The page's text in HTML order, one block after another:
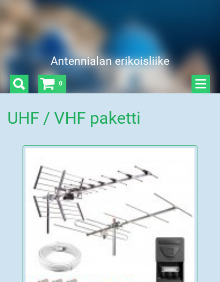
Antennialan erikoisliike
UHF / VHF paketti
0